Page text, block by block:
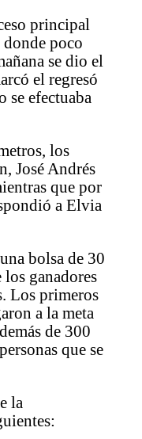
principal
donde poco
se dio el
el regresó
se efectuaba
los
José Andrés
que por
a Elvia
bolsa de 30
ganadores
Los primeros
a la meta
de 300
que se
la